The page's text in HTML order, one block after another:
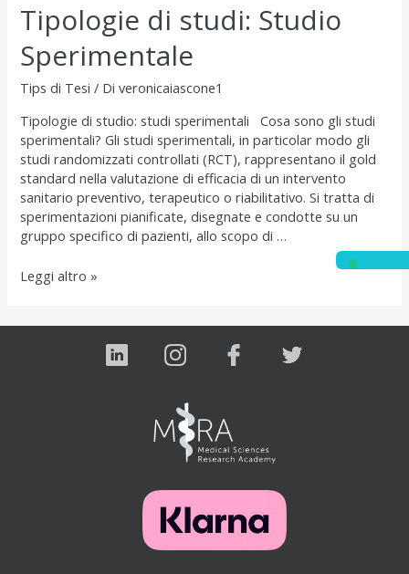
Tipologie di studi: Studio
Sperimentale
Tips di Tesi / Diveronicaiascone1
Tipologie di studio: studi sperimentali Cosa sono gli studi
sperimentali? Gli studi sperimentali, in particolar modo gli
studi randomizzati controllati (RCT), rappresentano il gold
standard nella valutazione di efficacia di un intervento
sanitario preventivo, terapeutico o riabilitativo. Si tratta di
sperimentazioni pianificate, disegnate e condotte su un
gruppo specifico di pazienti, allo scopo di …
Tipologie
Leggi altro »